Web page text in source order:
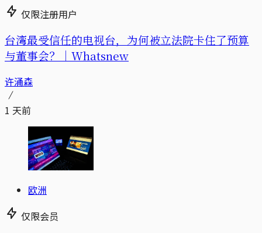
仅限注册用户
台湾最受信任的电视台，为何被立法院卡住了预算
与董事会？｜Whatsnew
许涌森
1 天前
欧洲
仅限会员